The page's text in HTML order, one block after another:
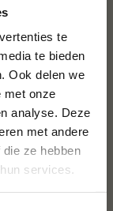
te
te bieden
Ook delen we
met onze
analyse. Deze
met andere
ze hebben
services.
6 halen 5
€ 25,-
direct